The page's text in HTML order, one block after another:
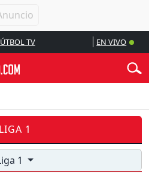
TV EN VIVO
LIGA 1
1